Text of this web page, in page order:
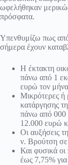
ωφελήθηκαν
πρόσφατα.
Υπενθυμίζω πως
σήμερα έχουν
Η έκτακτη
πάνω από 1
ευρώ τον
Μικρότερες ή
κατάργησης
πάνω από 000
12.000 ευρώ
Οι αυξήσεις
ν. Βρούτση
Και φυσικά οι
έως 7,75%